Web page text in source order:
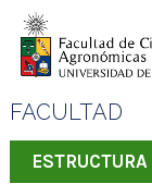
FACULTAD
ESTRUCTURA